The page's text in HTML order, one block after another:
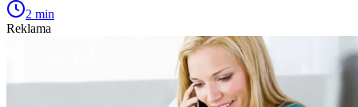
2 min
Reklama